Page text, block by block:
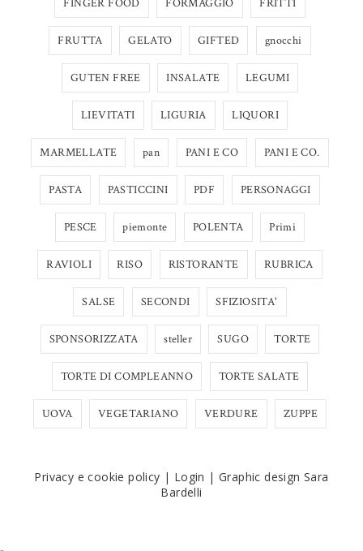
FINGER FOOD FORMAGGIO FRITTI
FRUTTA GELATO GIFTED gnocchi
GUTEN FREE INSALATE LEGUMI
LIEVITATI LIGURIA LIQUORI
MARMELLATE pan PANI E CO PANI E CO.
PASTA PASTICCINI PDF PERSONAGGI
PESCE piemonte POLENTA Primi
RAVIOLI RISO RISTORANTE RUBRICA
SALSE SECONDI SFIZIOSITA'
SPONSORIZZATA steller SUGO TORTE
TORTE DI COMPLEANNO TORTE SALATE
UOVA VEGETARIANO VERDURE ZUPPE
Privacy e cookie policy | Login | Graphic design Sara
Bardelli